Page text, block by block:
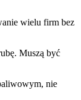
wielu firm bez
Muszą być
nie